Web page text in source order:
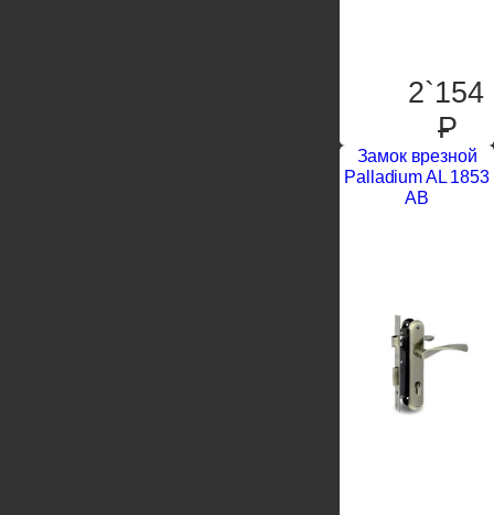
2`154
P
Замок врезной
Palladium AL 1853
AB